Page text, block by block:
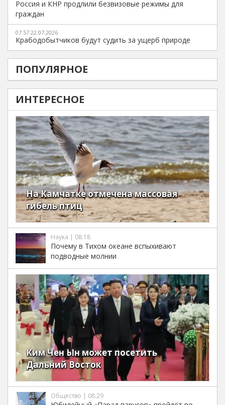
Россия и КНР продлили безвизовые режимы для
граждан
07:57 22.07.2026
Крабодобытчиков будут судить за ущерб природе
ПОПУЛЯРНОЕ
ИНТЕРЕСНОЕ
На Камчатке отмечена массовая
гибель птиц
Наука | 08:18
Почему в Тихом океане вспыхивают
подводные молнии
Ким Чен Ын может посетить
Дальний Восток
Общество | 08:29